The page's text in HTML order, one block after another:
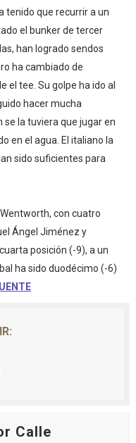
tenido que recurrir a un
el bunker de tercer
han logrado sendos
ha cambiado de
el tee. Su golpe ha ido al
hacer mucha
se la tuviera que jugar en
en el agua. El italiano la
sido suficientes para
con cuatro
Ángel Jiménez y
posición (-9), a un
ha sido duodécimo (-6)
Calle